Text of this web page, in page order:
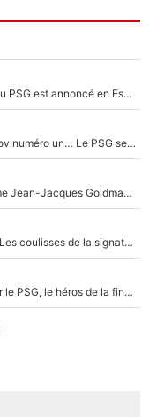
Ferran Torres a pris sa décision : Son transfert au PSG est annoncé en Espagne !
Suzuki recruté, Chevalier veut se battre, Safonov numéro un… Le PSG se lance encore dans un gros chantier pour le poste de gardien de but
Un documentaire avec Zinedine Zidane : Comme Jean-Jacques Goldman et Mylène Farmer, le nouveau sélectionneur de l'équipe de France a recalé une journaliste très connue
Le PSG comme seule option après Barcelone ? Les coulisses de la signature historique de Lionel Messi sont révélées au grand jour !
«Le suicide de Ferran Torres» : En partance pour le PSG, le héros de la finale de la Coupe du monde s'attire les foudres de la presse espagnole !